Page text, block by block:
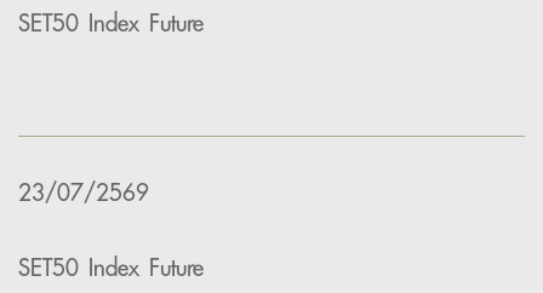
SET50 Index Future
23/07/2569
SET50 Index Future